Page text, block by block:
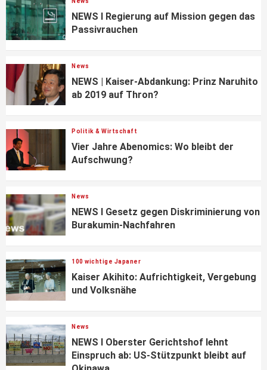
NEWS I Regierung auf Mission gegen das
Passivrauchen
News
NEWS | Kaiser-Abdankung: Prinz Naruhito
ab 2019 auf Thron?
Politik & Wirtschaft
Vier Jahre Abenomics: Wo bleibt der
Aufschwung?
News
NEWS I Gesetz gegen Diskriminierung von
Burakumin-Nachfahren
100 wichtige Japaner
Kaiser Akihito: Aufrichtigkeit, Vergebung
und Volksnähe
News
NEWS I Oberster Gerichtshof lehnt
Einspruch ab: US-Stützpunkt bleibt auf